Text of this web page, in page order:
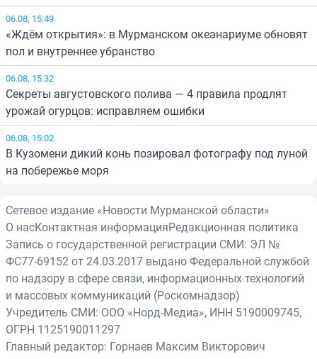
06.08, 15:49
«Ждём открытия»: в Мурманском океанариуме обновят
пол и внутреннее убранство
06.08, 15:32
Секреты августовского полива — 4 правила продлят
урожай огурцов: исправляем ошибки
06.08, 15:02
В Кузомени дикий конь позировал фотографу под луной
на побережье моря
Сетевое издание «Новости Мурманской области»
О насКонтактная информацияРедакционная политика
Запись о государственной регистрации СМИ: ЭЛ №
ФС77-69152 от 24.03.2017 выдано Федеральной службой
по надзору в сфере связи, информационных технологий
и массовых коммуникаций (Роскомнадзор)
Учредитель СМИ: ООО «Норд-Медиа», ИНН 5190009745,
ОГРН 1125190011297
Главный редактор: Горнаев Максим Викторович